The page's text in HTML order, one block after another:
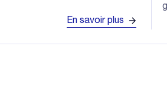
En savoir plus